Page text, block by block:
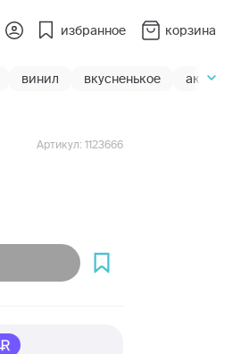
избранное корзина
винил вкусненькое акции
Артикул: 1123666